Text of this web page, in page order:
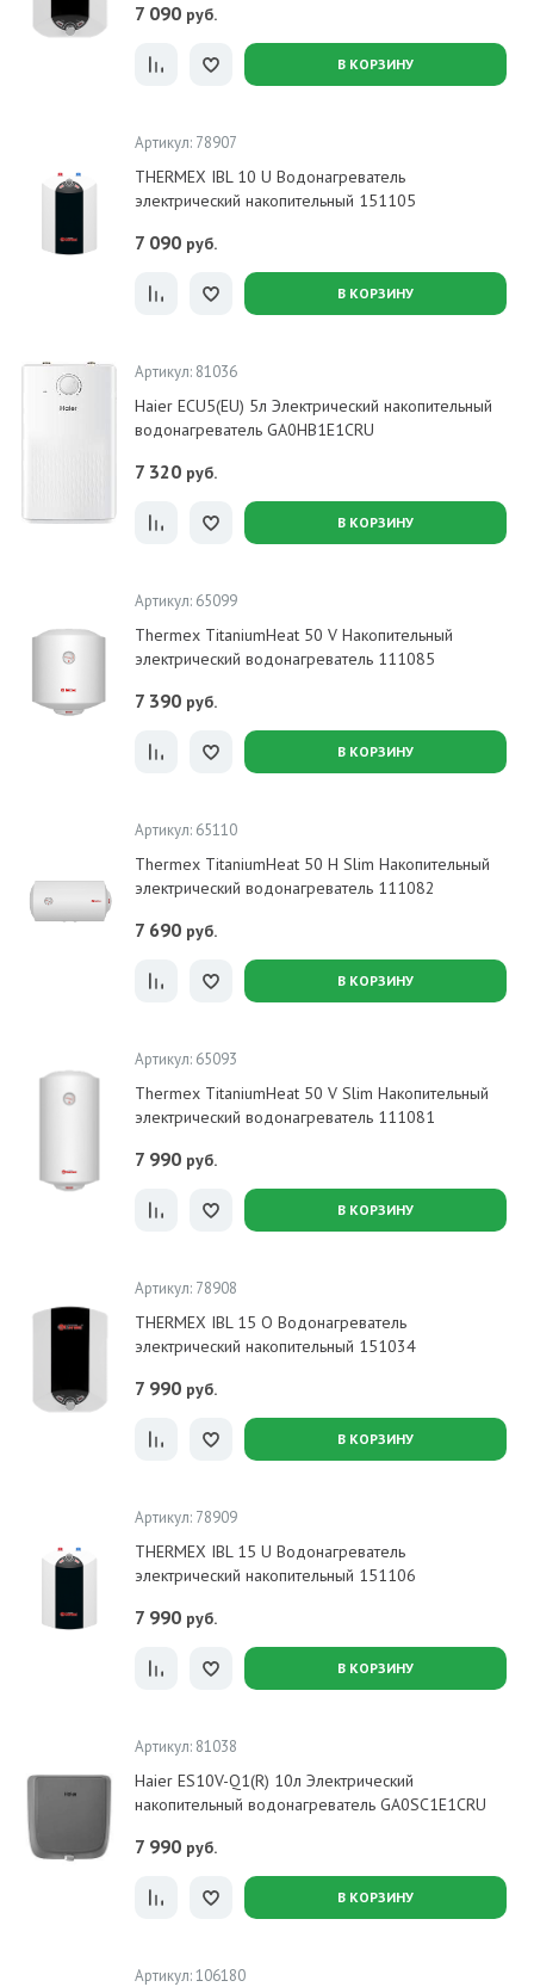
7 090 руб.
В КОРЗИНУ
Артикул: 78907
THERMEX IBL 10 U Водонагреватель
электрический накопительный 151105
7 090 руб.
В КОРЗИНУ
Артикул: 81036
Haier ECU5(EU) 5л Электрический накопительный
водонагреватель GA0HB1E1CRU
7 320 руб.
В КОРЗИНУ
Артикул: 65099
Thermex TitaniumHeat 50 V Накопительный
электрический водонагреватель 111085
7 390 руб.
В КОРЗИНУ
Артикул: 65110
Thermex TitaniumHeat 50 H Slim Накопительный
электрический водонагреватель 111082
7 690 руб.
В КОРЗИНУ
Артикул: 65093
Thermex TitaniumHeat 50 V Slim Накопительный
электрический водонагреватель 111081
7 990 руб.
В КОРЗИНУ
Артикул: 78908
THERMEX IBL 15 O Водонагреватель
электрический накопительный 151034
7 990 руб.
В КОРЗИНУ
Артикул: 78909
THERMEX IBL 15 U Водонагреватель
электрический накопительный 151106
7 990 руб.
В КОРЗИНУ
Артикул: 81038
Haier ES10V-Q1(R) 10л Электрический
накопительный водонагреватель GA0SC1E1CRU
7 990 руб.
В КОРЗИНУ
Артикул: 106180